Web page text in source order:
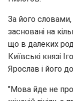
За його
засновані на
що в далеких
Київські князі
Ярослав і його
"Мова йде не про